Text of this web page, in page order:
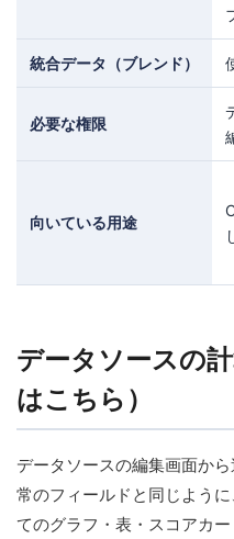
統合データ（ブレンド）
必要な権限
向いている用途
データソースの
はこちら）
データソースの編集画面か
常のフィールドと同じよう
てのグラフ・表・スコアカ